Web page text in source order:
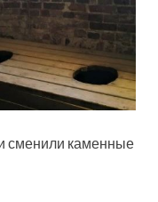
сменили каменные